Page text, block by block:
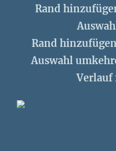
Rand
Rand
Auswahl
Verlauf